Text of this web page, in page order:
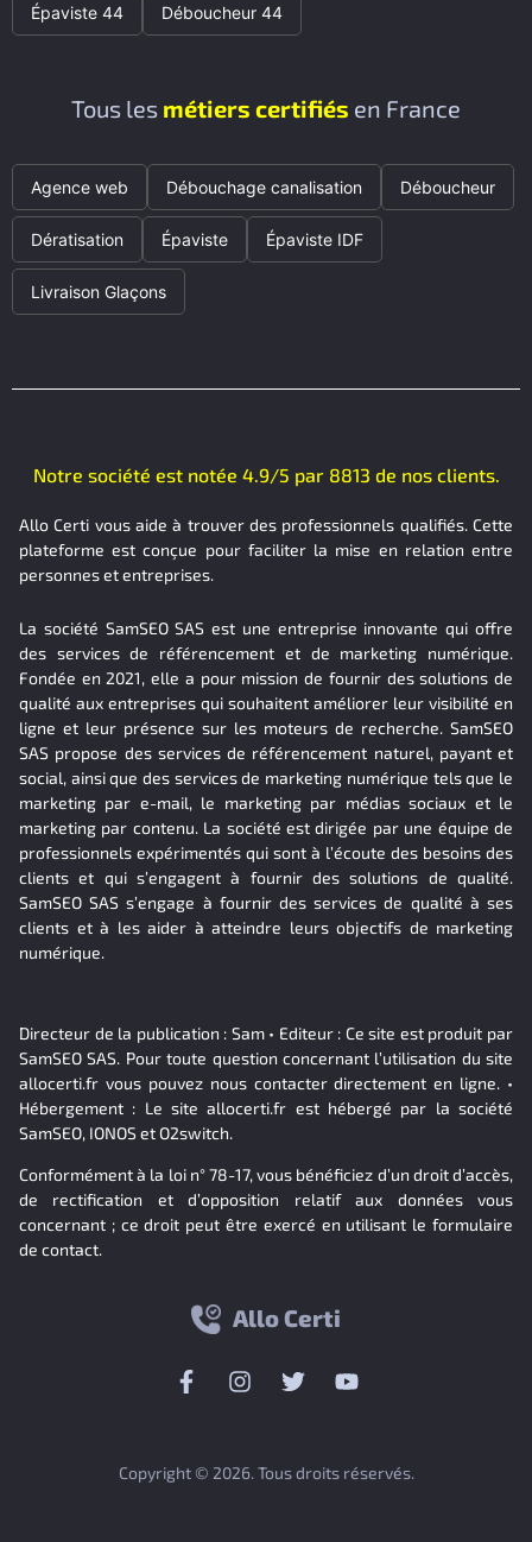
Épaviste 44 Déboucheur 44
Tous les métiers certifiés en France
Agence web Débouchage canalisation Déboucheur
Dératisation Épaviste Épaviste IDF
Livraison Glaçons
Notre société est notée 4.9/5 par 8813 de nos clients.
Allo Certi vous aide à trouver des professionnels qualifiés. Cette
plateforme est conçue pour faciliter la mise en relation entre
personnes et entreprises.
La société SamSEO SAS est une entreprise innovante qui offre
des services de référencement et de marketing numérique.
Fondée en 2021, elle a pour mission de fournir des solutions de
qualité aux entreprises qui souhaitent améliorer leur visibilité en
ligne et leur présence sur les moteurs de recherche. SamSEO
SAS propose des services de référencement naturel, payant et
social, ainsi que des services de marketing numérique tels que le
marketing par e-mail, le marketing par médias sociaux et le
marketing par contenu. La société est dirigée par une équipe de
professionnels expérimentés qui sont à l’écoute des besoins des
clients et qui s’engagent à fournir des solutions de qualité.
SamSEO SAS s’engage à fournir des services de qualité à ses
clients et à les aider à atteindre leurs objectifs de marketing
numérique.
Directeur de la publication : Sam • Editeur : Ce site est produit par
SamSEO SAS. Pour toute question concernant l’utilisation du site
allocerti.fr vous pouvez nous contacter directement en ligne. •
Hébergement : Le site allocerti.fr est hébergé par la société
SamSEO, IONOS et O2switch.
Conformément à la loi n° 78-17, vous bénéficiez d’un droit d’accès,
de rectification et d’opposition relatif aux données vous
concernant ; ce droit peut être exercé en utilisant le formulaire
de contact.
Allo Certi
Copyright © 2026. Tous droits réservés.